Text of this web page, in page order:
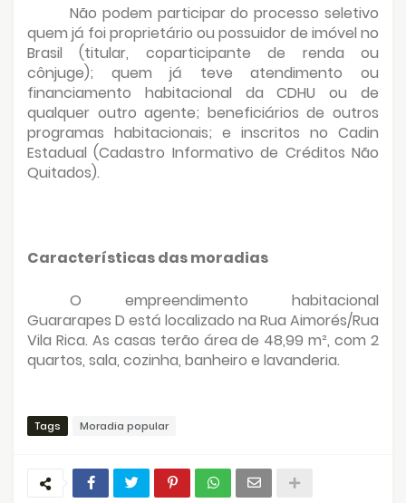
Não podem participar do processo seletivo
quem já foi proprietário ou possuidor de imóvel no
Brasil (titular, coparticipante de renda ou
cônjuge); quem já teve atendimento ou
financiamento habitacional da CDHU ou de
qualquer outro agente; beneficiários de outros
programas habitacionais; e inscritos no Cadin
Estadual (Cadastro Informativo de Créditos Não
Quitados).
Características das moradias
O empreendimento habitacional
Guararapes D está localizado na Rua Aimorés/Rua
Vila Rica. As casas terão área de 48,99 m², com 2
quartos, sala, cozinha, banheiro e lavanderia.
Tags Moradia popular